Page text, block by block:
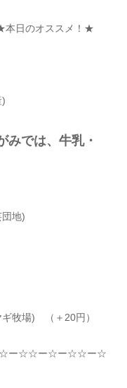
本日のオススメ！★
では、牛乳・
地)
牧場) （＋20円）
☆ー☆☆ー☆ー☆☆ー☆